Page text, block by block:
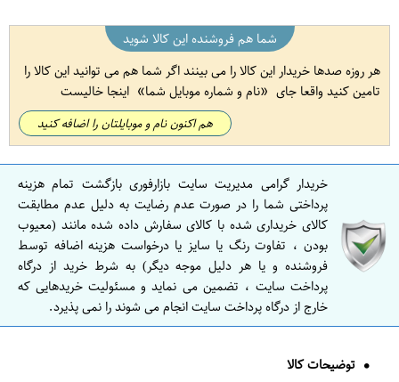
شما هم فروشنده این کالا شوید
هر روزه صدها خریدار این کالا را می بینند اگر شما هم می توانید این کالا را
تامین کنید واقعا جای
نام و شماره موبایل شما اینجا خالیست
هم اکنون نام و موبایلتان را اضافه کنید
خریدار گرامی مدیریت سایت بازارفوری بازگشت تمام هزینه
پرداختی شما را در صورت عدم رضایت به دلیل عدم مطابقت
کالای خریداری شده با کالای سفارش داده شده مانند (معیوب
بودن ، تفاوت رنگ یا سایز یا درخواست هزینه اضافه توسط
فروشنده و یا هر دلیل موجه دیگر) به شرط خرید از درگاه
پرداخت سایت ، تضمین می نماید و مسئولیت خریدهایی که
خارج از درگاه پرداخت سایت انجام می شوند را نمی پذیرد.
توضیحات کالا